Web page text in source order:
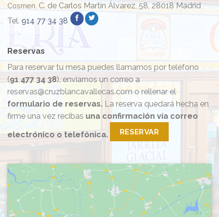
Cosmen. C. de Carlos Martín Álvarez, 58, 28018 Madrid
Tel. 914 77 34 38
Reservas
Para reservar tu mesa puedes llamarnos por teléfono
(91 477 34 38), enviarnos un correo a
reservas@cruzblancavallecas.com o rellenar el
formulario de reservas. La reserva quedará hecha en
firme una vez recibas una confirmación vía correo
electrónico o telefónica. RESERVAR